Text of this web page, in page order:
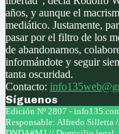
años, y aunque el
mediático. Justamente,
pasar por el filtro de los
de abandonarnos,
informándote y seguir
tanta oscuridad.
Contacto:
Síguenos
Facebook
Twitter
Instagram
Youtube
Edición Nº 2807 -
Responsable: Alfredo Silletta